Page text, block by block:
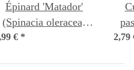
Épinard 'Matador'
(Spinacia oleracea)
Bio semences
€ * 2,79